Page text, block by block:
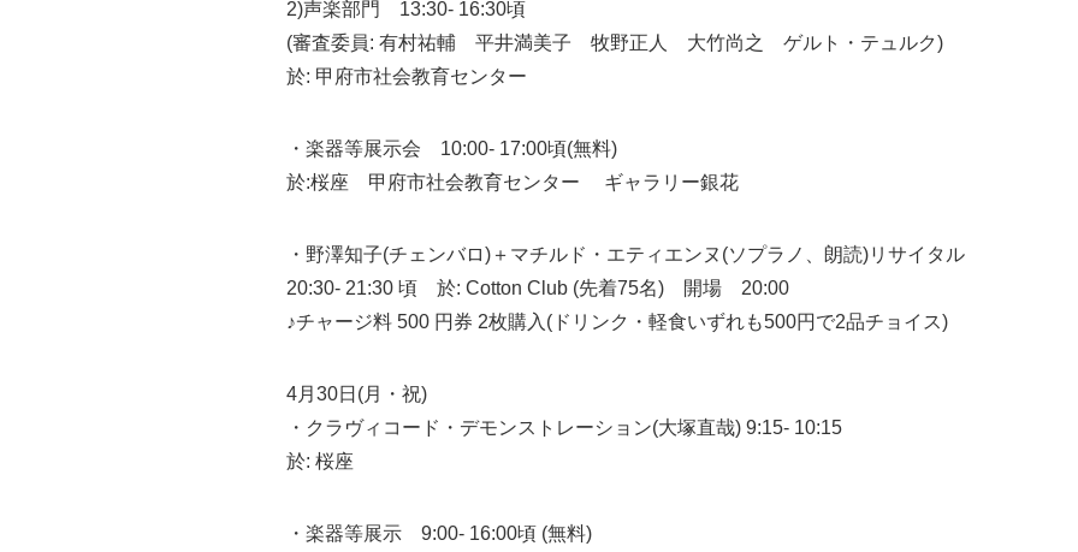
2)声楽部門 13:30- 16:30頃
(審査委員: 有村祐輔 平井満美子 牧野正人 大竹尚之 ゲルト・テュルク)
於: 甲府市社会教育センター
・楽器等展示会 10:00- 17:00頃(無料)
於:桜座 甲府市社会教育センター ギャラリー銀花
・野澤知子(チェンバロ)＋マチルド・エティエンヌ(ソプラノ、朗読)リサイタル
20:30- 21:30 頃 於: Cotton Club (先着75名) 開場 20:00
♪チャージ料 500 円券 2枚購入(ドリンク・軽食いずれも500円で2品チョイス)
4月30日(月・祝)
・クラヴィコード・デモンストレーション(大塚直哉) 9:15- 10:15
於: 桜座
・楽器等展示 9:00- 16:00頃 (無料)